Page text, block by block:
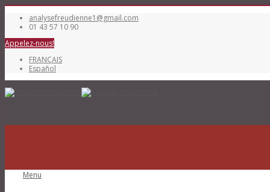
analysefreudienne1@gmail.com
01 43 57 10 90
Appelez-nous!
FRANÇAIS
Español
Menu